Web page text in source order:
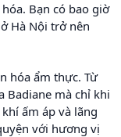
Bạn có bao giờ
Hà Nội trở nên
hóa ẩm thực. Từ
Badiane mà chỉ khi
ấm áp và lãng
với hương vị